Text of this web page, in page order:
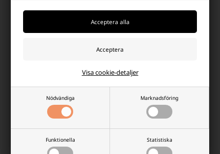
Nödvändiga Marknadsföring
Funktionella Statistiska
Visa cookie-detaljer
både kalla och varma miljöer, vilket gör dem särskilt lämpade för
sin kapacitet även efter flera års lagring. Detta gör CR2450 till ett av
de mest driftsäkra knappcellsbatterierna på marknaden.
Fördelar med CR2450 batterier